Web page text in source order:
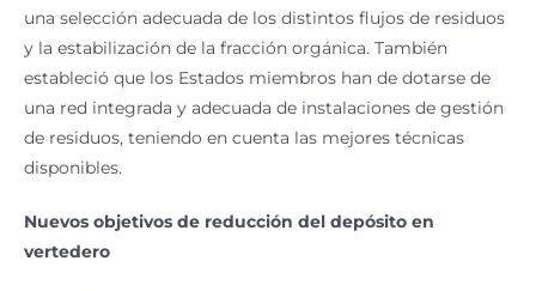
una selección adecuada de los distintos flujos de residuos
y la estabilización de la fracción orgánica. También
estableció que los Estados miembros han de dotarse de
una red integrada y adecuada de instalaciones de gestión
de residuos, teniendo en cuenta las mejores técnicas
disponibles.
Nuevos objetivos de reducción del depósito en
vertedero